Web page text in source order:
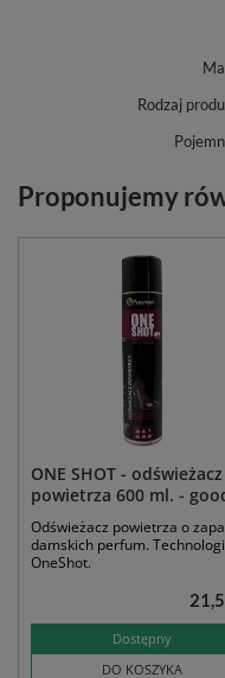
Rodzaj
Proponujemy
ONE SHOT - odświeżacz
powietrza 600 ml. -
Odświeżacz powietrza o
damskich perfum.
OneShot.
Dostępny
DO KOSZYKA